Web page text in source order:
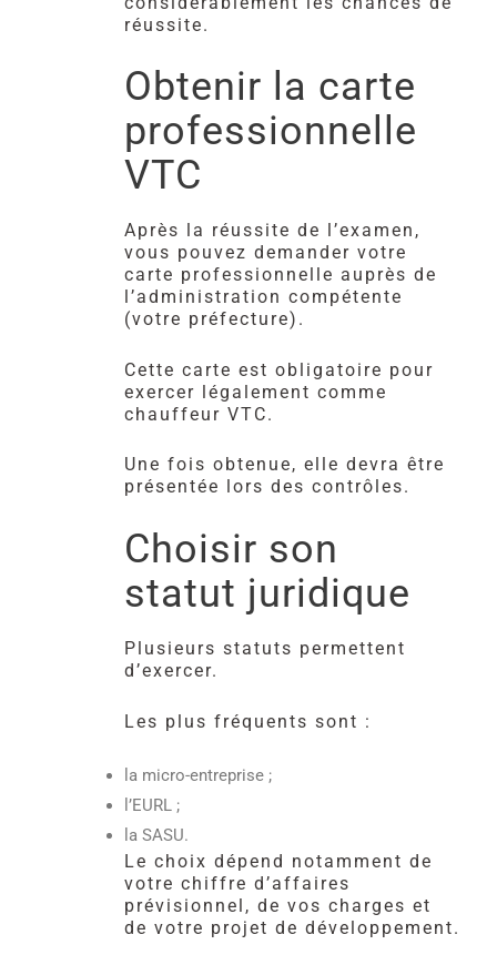
réussite.
Obtenir la carte
professionnelle
VTC
Après la réussite de l’examen,
vous pouvez demander votre
carte professionnelle auprès de
l’administration compétente
(votre préfecture).
Cette carte est obligatoire pour
exercer légalement comme
chauffeur VTC.
Une fois obtenue, elle devra être
présentée lors des contrôles.
Choisir son
statut juridique
Plusieurs statuts permettent
d’exercer.
Les plus fréquents sont :
la micro-entreprise ;
l’EURL ;
la SASU.
Le choix dépend notamment de
votre chiffre d’affaires
prévisionnel, de vos charges et
de votre projet de développement.